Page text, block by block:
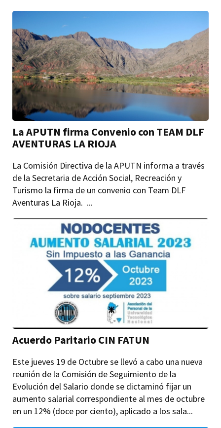
La APUTN firma Convenio con TEAM DLF
AVENTURAS LA RIOJA
La Comisión Directiva de la APUTN informa a través
de la Secretaria de Acción Social, Recreación y
Turismo la firma de un convenio con Team DLF
Aventuras La Rioja. ...
Acuerdo Paritario CIN FATUN
Este jueves 19 de Octubre se llevó a cabo una nueva
reunión de la Comisión de Seguimiento de la
Evolución del Salario donde se dictaminó fijar un
aumento salarial correspondiente al mes de octubre
en un 12% (doce por ciento), aplicado a los sala...